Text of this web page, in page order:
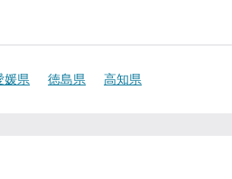
媛県 徳島県 高知県